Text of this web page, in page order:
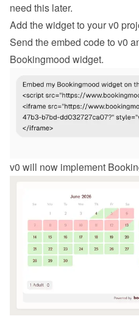
need this later.
Add the widget to your v0
Send the embed code to v0
Bookingmood widget.
v0 will now implement